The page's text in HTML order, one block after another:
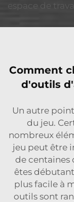
espace de
Comment
d'outils
Un autre
du jeu.
nombreux
jeu peut être
de centaines
êtes
plus facile à
outils sont